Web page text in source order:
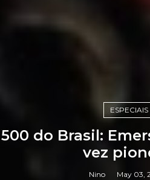
ESPECIAIS
500 do Brasil:
vez
Nino May 03,